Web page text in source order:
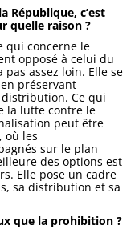
République, c’est
quelle raison ?
qui concerne le
opposé à celui du
pas assez loin. Elle se
préservant
Ce qui
la lutte contre le
peut être
où les
sur le plan
des options est
Elle pose un cadre
sa distribution et sa
que la prohibition ?